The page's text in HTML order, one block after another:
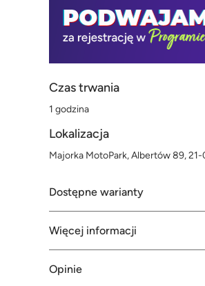
Czas trwania
1 godzina
Lokalizacja
Majorka MotoPark, Albertów 89,
Dostępne warianty
Więcej informacji
Opinie